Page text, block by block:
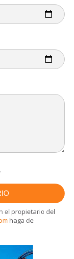
.
el propietario del
haga de